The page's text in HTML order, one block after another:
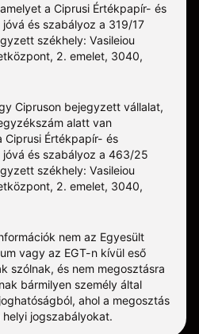
a Ciprusi Értékpapír- és
és szabályoz a 319/17
székhely: Vasileiou
2. emelet, 3040,
Cipruson bejegyzett vállalat,
alatt van
Ciprusi Értékpapír- és
és szabályoz a 463/25
székhely: Vasileiou
2. emelet, 3040,
nem az Egyesült
vagy az EGT-n kívül eső
szólnak, és nem megosztásra
bármilyen személy által
ahol a megosztás
jogszabályokat.